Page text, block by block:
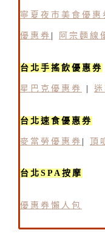
寧夏夜市美食優惠
優惠券 阿宗麵線
台北手搖飲優惠券
星巴克優惠券
台北速食優惠券
麥當勞優惠券 | 頂
台北SPA按摩
優惠券懶人包